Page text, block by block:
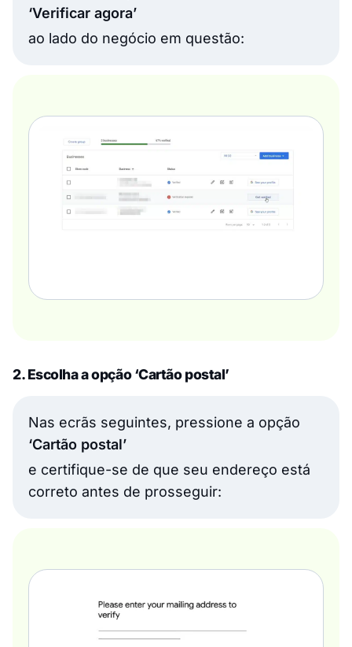
‘Verificar agora’
ao lado do negócio em questão:
2. Escolha a opção ‘Cartão postal’
Nas ecrãs seguintes, pressione a opção
‘Cartão postal’
e certifique-se de que seu endereço está
correto antes de prosseguir: